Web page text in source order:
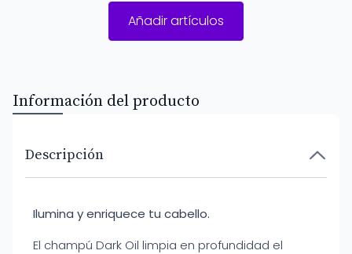
Añadir artículos
Información del producto
Descripción
Ilumina y enriquece tu cabello.
El champú Dark Oil limpia en profundidad el